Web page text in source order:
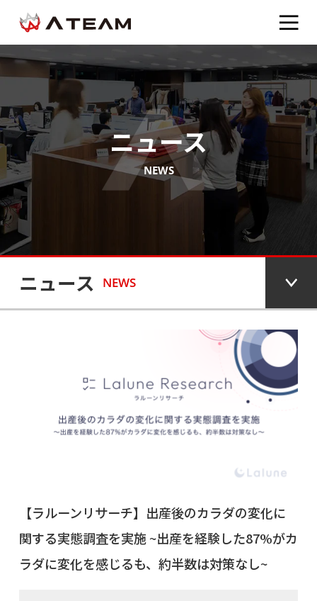
ニュース
NEWS
ニュース NEWS
【ラルーンリサーチ】出産後のカラダの変化に
関する実態調査を実施 ~出産を経験した87%がカ
ラダに変化を感じるも、約半数は対策なし~